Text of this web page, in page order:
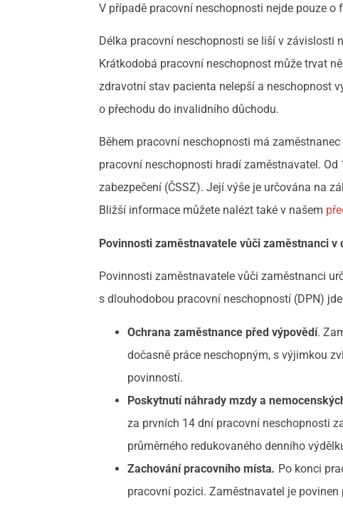
V případě pracovní neschopnosti nejde pouze
Délka pracovní neschopnosti se liší v závislosti
Krátkodobá pracovní neschopnost může trvat
zdravotní stav pacienta nelepší a neschopnost
o přechodu do invalidního důchodu.
Během pracovní neschopnosti má
pracovní neschopnosti hradí zaměstnavatel.
zabezpečení (ČSSZ). Její výše je určována na
Bližší informace můžete nalézt také v našem
Povinnosti zaměstnavatele vůči zaměstnanci
Povinnosti zaměstnavatele vůči zaměstnanci
s dlouhodobou pracovní neschopností (DPN)
Ochrana zaměstnance před výpovědí.
dočasně práce neschopným, s výjimkou
povinností.
Poskytnutí náhrady mzdy a
za prvních 14 dní pracovní neschopnosti
průměrného redukovaného denního
Zachování pracovního místa. Po konci
pracovní pozici. Zaměstnavatel je